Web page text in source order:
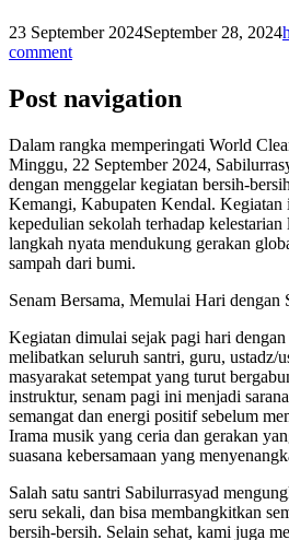
23 September 2024September 28, 2024
comment
Post navigation
Dalam rangka memperingati World
Minggu, 22 September 2024,
dengan menggelar kegiatan bersih-
Kemangi, Kabupaten Kendal. Kegiatan
kepedulian sekolah terhadap
langkah nyata mendukung gerakan
sampah dari bumi.
Senam Bersama, Memulai Hari dengan
Kegiatan dimulai sejak pagi hari dengan
melibatkan seluruh santri, guru, ustadz/
masyarakat setempat yang turut
instruktur, senam pagi ini menjadi
semangat dan energi positif sebelum
Irama musik yang ceria dan gerakan
suasana kebersamaan yang
Salah satu santri Sabilurrasyad
seru sekali, dan bisa membangkitkan
bersih-bersih. Selain sehat, kami juga